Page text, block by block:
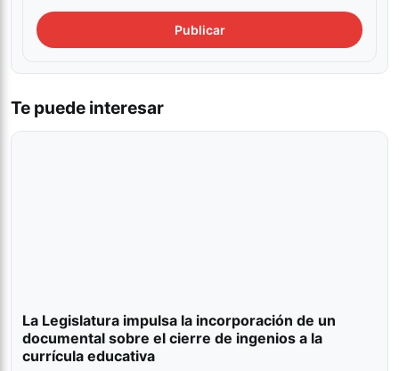
Te puede interesar
La Legislatura impulsa la incorporación de un
documental sobre el cierre de ingenios a la
currícula educativa